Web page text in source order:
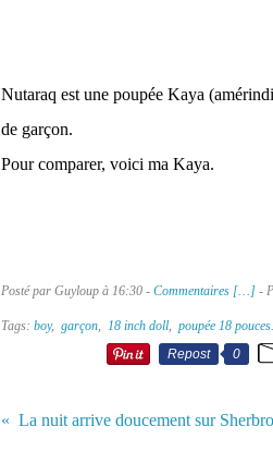
Nutaraq est une poupée Kaya
de garçon.
Pour comparer, voici ma Kaya.
Posté par Guyloup à 16:30 - Commentaires […] -
Tags: boy, garçon, 18 inch doll, poupée 18
Repost
0
La nuit arrive doucement sur